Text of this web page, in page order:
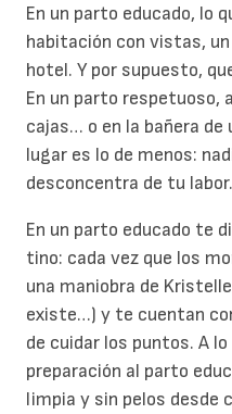
En un parto educado, lo
habitación con vistas,
hotel. Y por supuesto,
En un parto respetuoso,
cajas… o en la bañera de
lugar es lo de menos:
desconcentra de tu labor.
En un parto educado te
tino: cada vez que los
una maniobra de
existe…) y te cuentan
de cuidar los puntos. A
preparación al parto
limpia y sin pelos desde